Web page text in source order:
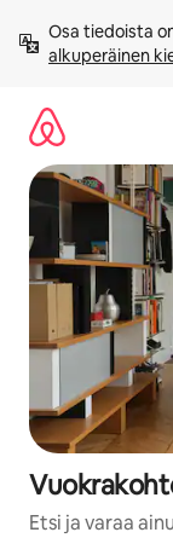
sisältö
väliin
Osa tiedoista
alkuperäinen
Etsi ja varaa